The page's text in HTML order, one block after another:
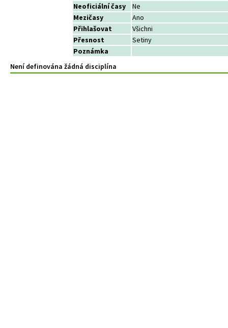
Neoficiální časy
Ne
Mezičasy
Ano
Přihlašovat
Všichni
Přesnost
Setiny
Poznámka
Není definována žádná disciplína